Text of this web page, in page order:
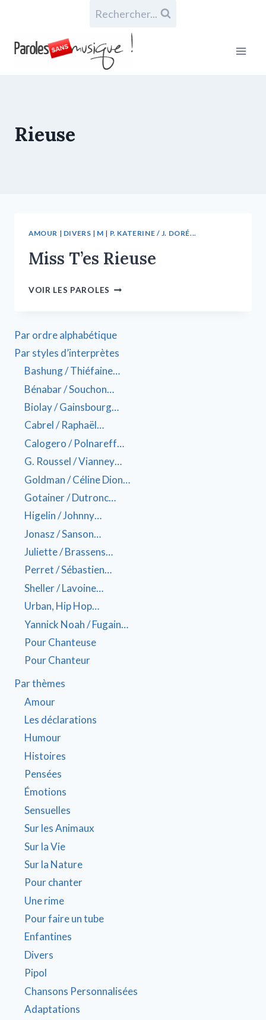
Rechercher...
Rieuse
AMOUR | DIVERS | M | P. KATERINE / J. DORÉ...
Miss T’es Rieuse
VOIR LES PAROLES
Par ordre alphabétique
Par styles d’interprètes
Bashung / Thiéfaine…
Bénabar / Souchon…
Biolay / Gainsbourg…
Cabrel / Raphaël…
Calogero / Polnareff…
G. Roussel / Vianney…
Goldman / Céline Dion…
Gotainer / Dutronc…
Higelin / Johnny…
Jonasz / Sanson…
Juliette / Brassens…
Perret / Sébastien…
Sheller / Lavoine…
Urban, Hip Hop…
Yannick Noah / Fugain…
Pour Chanteuse
Pour Chanteur
Par thèmes
Amour
Les déclarations
Humour
Histoires
Pensées
Émotions
Sensuelles
Sur les Animaux
Sur la Vie
Sur la Nature
Pour chanter
Une rime
Pour faire un tube
Enfantines
Divers
Pipol
Chansons Personnalisées
Adaptations